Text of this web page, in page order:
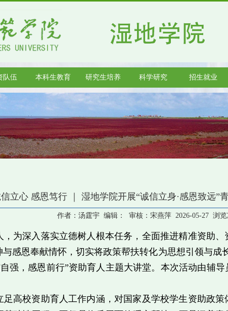
队伍 本科生教育 研究生培养 科学研究 招生就业
立心 感恩笃行 ｜ 湿地学院开展“诚信立身·感恩致远”
作者：汤霆宇 编辑： 审核：宋燕萍 2026-05-27 浏览
，为深入落实立德树人根本任务，全面推进精准资助
感恩奉献情怀，切实将政策帮扶转化为思想引领与成
强，感恩前行”资助育人主题大讲堂。本次活动由辅
足高校资助育人工作内涵，对国家及学校学生资助政